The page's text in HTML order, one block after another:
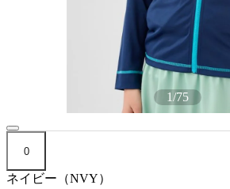
1/75
0
ネイビー（NVY）